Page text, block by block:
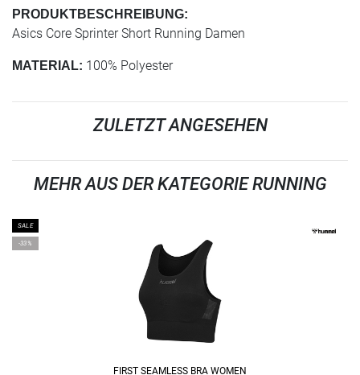
PRODUKTBESCHREIBUNG:
Asics Core Sprinter Short Running Damen
MATERIAL: 100% Polyester
ZULETZT ANGESEHEN
MEHR AUS DER KATEGORIE RUNNING
SALE
-33%
FIRST SEAMLESS BRA WOMEN